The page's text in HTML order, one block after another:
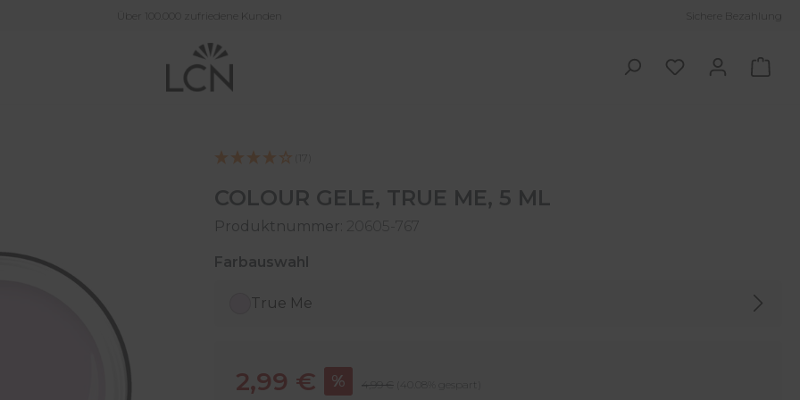
Über 100.000 zufriedene Kunden Sichere Bezahlung
COLOUR GELE, TRUE ME, 5 ML
Produktnummer: 20605-767
Farbauswahl
True Me
Verkaufspreis:
2,99 € % Regulärer Preis:
4,99 €
(40.08% gespart)